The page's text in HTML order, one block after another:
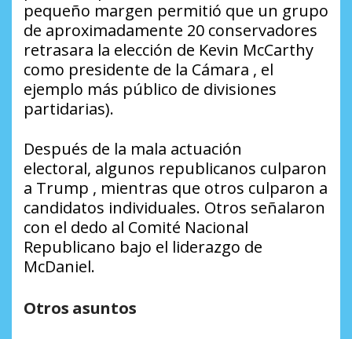
pequeño margen permitió que un grupo
de aproximadamente 20 conservadores
retrasara la elección de Kevin McCarthy
como presidente de la Cámara , el
ejemplo más público de divisiones
partidarias).
Después de la mala actuación
electoral, algunos republicanos culparon
a Trump , mientras que otros culparon a
candidatos individuales. Otros señalaron
con el dedo al Comité Nacional
Republicano bajo el liderazgo de
McDaniel.
Otros asuntos